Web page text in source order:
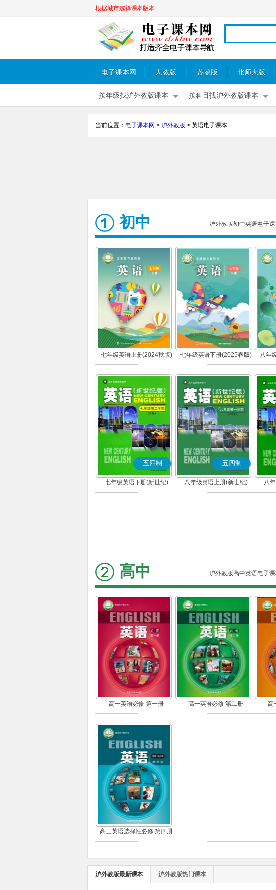
根据城市选择课本版本
电子课本网 人教版 苏教版 北师大版
按年级找沪外教版课本 按科目找沪外教版课本
当前位置： 电子课本网 > 沪外教版 > 英语电子课本
初中 沪外教版初中英语电子
七年级英语上册(2024秋版) 七年级英语下册(2025春版) 八年
五四制
七年级英语下册(新世纪)
五四制
八年级英语上册(新世纪) 八
高中 沪外教版高中英语电子
高一英语必修 第一册 高一英语必修 第二册 高
高三英语选择性必修 第四册
沪外教版最新课本 沪外教版热门课本